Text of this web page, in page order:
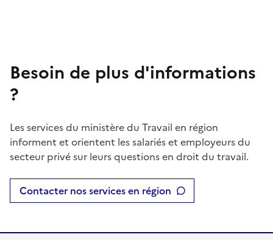
Besoin de plus d'informations
?
Les services du ministère du Travail en région
informent et orientent les salariés et employeurs du
secteur privé sur leurs questions en droit du travail.
Contacter nos services en région